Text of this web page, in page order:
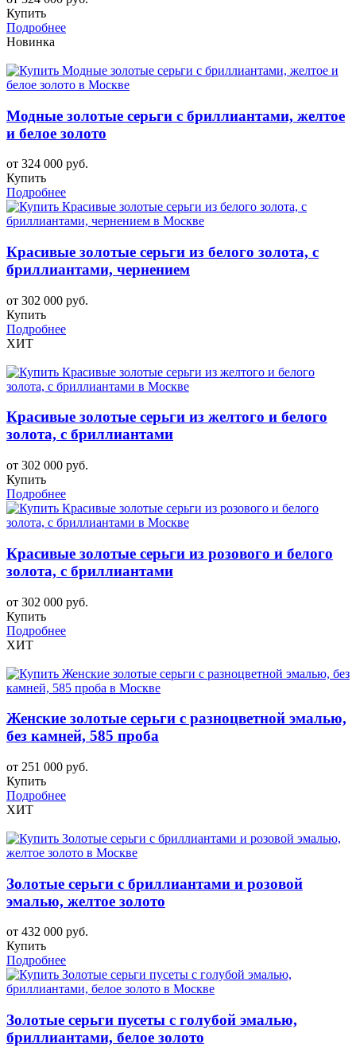
Купить
Подробнее
Новинка
Модные золотые серьги с бриллиантами, желтое
и белое золото
от 324 000 руб.
Купить
Подробнее
Красивые золотые серьги из белого золота, с
бриллиантами, чернением
от 302 000 руб.
Купить
Подробнее
ХИТ
Красивые золотые серьги из желтого и белого
золота, с бриллиантами
от 302 000 руб.
Купить
Подробнее
Красивые золотые серьги из розового и белого
золота, с бриллиантами
от 302 000 руб.
Купить
Подробнее
ХИТ
Женские золотые серьги с разноцветной эмалью,
без камней, 585 проба
от 251 000 руб.
Купить
Подробнее
ХИТ
Золотые серьги с бриллиантами и розовой
эмалью, желтое золото
от 432 000 руб.
Купить
Подробнее
Золотые серьги пусеты с голубой эмалью,
бриллиантами, белое золото